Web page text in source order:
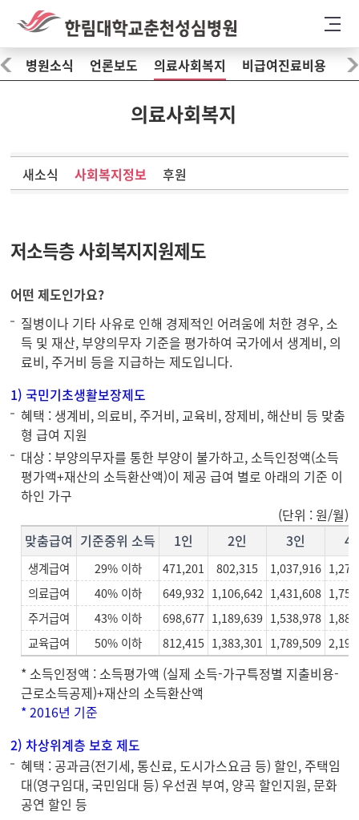
병원소식 언론보도 의료사회복지 비급여진료비용
의료사회복지
새소식 사회복지정보 후원
저소득층 사회복지지원제도
어떤 제도인가요?
질병이나 기타 사유로 인해 경제적인 어려움에 처한 경우, 소
득 및 재산, 부양의무자 기준을 평가하여 국가에서 생계비, 의
료비, 주거비 등을 지급하는 제도입니다.
1) 국민기초생활보장제도
혜택 : 생계비, 의료비, 주거비, 교육비, 장제비, 해산비 등 맞춤
형 급여 지원
대상 : 부양의무자를 통한 부양이 불가하고, 소득인정액(소득
평가액+재산의 소득환산액)이 제공 급여 별로 아래의 기준 이
하인 가구
(단위 : 원/월)
맞춤급여
기준중위 소득 1인 2인 3인 4
생계급여 29% 이하 471,201 802,315 1,037,916
의료급여 40% 이하 649,932 1,106,642 1,431,608
주거급여 43% 이하 698,677 1,189,639 1,538,978
교육급여 50% 이하 812,415 1,383,301 1,789,509
* 소득인정액 : 소득평가액 (실제 소득-가구특정별 지출비용-
근로소득공제)+재산의 소득환산액
* 2016년 기준
2) 차상위계층 보호 제도
혜택 : 공과금(전기세, 통신료, 도시가스요금 등) 할인, 주택임
대(영구임대, 국민임대 등) 우선권 부여, 양곡 할인지원, 문화
공연 할인 등